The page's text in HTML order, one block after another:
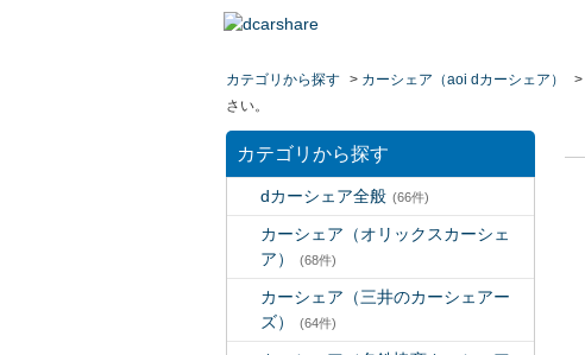
カテゴリから探す > カーシェア（aoi dカーシェア） >
さい。
カテゴリから探す
dカーシェア全般 (66件)
カーシェア（オリックスカーシェ
ア）
(68件)
カーシェア（三井のカーシェアー
ズ）
(64件)